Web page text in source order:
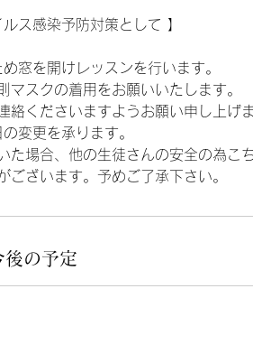
ス感染予防対策として 】
窓を開けレッスンを行います。
マスクの着用をお願いいたします。
絡くださいますようお願い申し上げま
変更を承ります。
た場合、他の生徒さんの安全の為こ
ございます。予めご了承下さい。
後の予定